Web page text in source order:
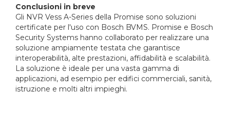
Conclusioni in breve
Gli NVR Vess A-Series della Promise sono soluzioni
certificate per l'uso con Bosch BVMS. Promise e Bosch
Security Systems hanno collaborato per realizzare una
soluzione ampiamente testata che garantisce
interoperabilità, alte prestazioni, affidabilità e scalabilità.
La soluzione è ideale per una vasta gamma di
applicazioni, ad esempio per edifici commerciali, sanità,
istruzione e molti altri impieghi.